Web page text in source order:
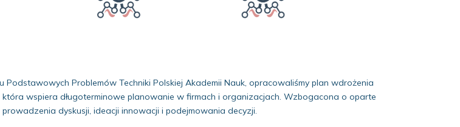
Problemów Techniki Polskiej Akademii Nauk, opracowaliśmy plan wdrożenia
wspiera długoterminowe planowanie w firmach i organizacjach. Wzbogacona o oparte
dyskusji, ideacji innowacji i podejmowania decyzji.